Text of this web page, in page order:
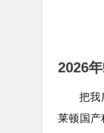
2026
把我
莱顿国